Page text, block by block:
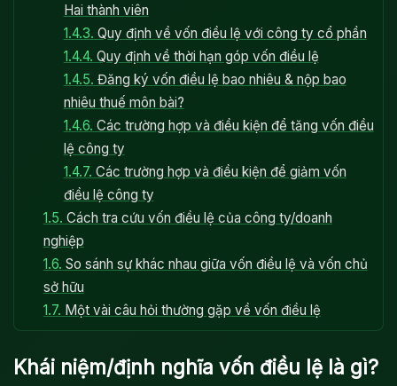
Hai thành viên
1.4.3. Quy định về vốn điều lệ với công ty cổ phần
1.4.4. Quy định về thời hạn góp vốn điều lệ
1.4.5. Đăng ký vốn điều lệ bao nhiêu & nộp bao
nhiêu thuế môn bài?
1.4.6. Các trường hợp và điều kiện để tăng vốn điều
lệ công ty
1.4.7. Các trường hợp và điều kiện để giảm vốn
điều lệ công ty
1.5. Cách tra cứu vốn điều lệ của công ty/doanh
nghiệp
1.6. So sánh sự khác nhau giữa vốn điều lệ và vốn chủ
sở hữu
1.7. Một vài câu hỏi thường gặp về vốn điều lệ
Khái niệm/định nghĩa vốn điều lệ là gì?